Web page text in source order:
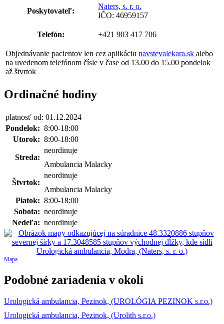
Poskytovateľ:
Naters, s. r. o.
IČO: 46959157
Telefón: +421 903 417 706
Objednávanie pacientov len cez aplikáciu navstevalekara.sk alebo
na uvedenom telefónom čísle v čase od 13.00 do 15.00 pondelok
až štvrtok
Ordinačné hodiny
platnosť od: 01.12.2024
Pondelok: 8:00-18:00
Utorok: 8:00-18:00
Streda:
neordinuje
Ambulancia Malacky
Štvrtok:
neordinuje
Ambulancia Malacky
Piatok: 8:00-18:00
Sobota: neordinuje
Nedeľa: neordinuje
Mapa
Podobné zariadenia v okolí
Urologická ambulancia, Pezinok, (UROLÓGIA PEZINOK s.r.o.)
Urologická ambulancia, Pezinok, (Urolith s.r.o.)